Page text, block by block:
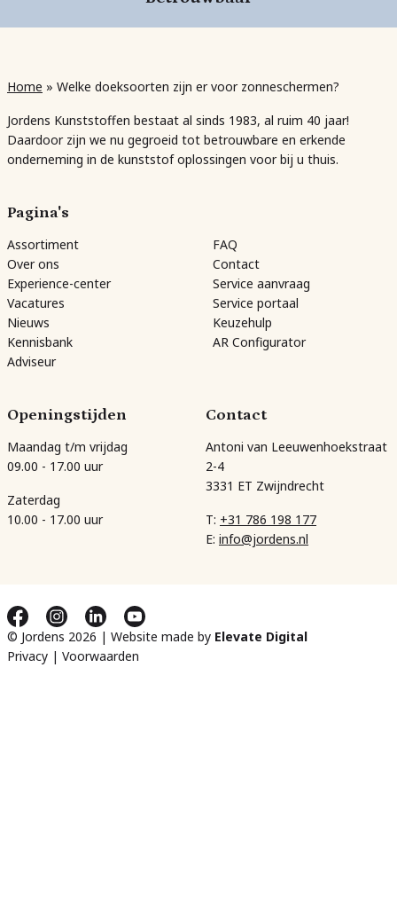
Home » Welke doeksoorten zijn er voor zonneschermen?
Jordens Kunststoffen bestaat al sinds 1983, al ruim 40 jaar!
Daardoor zijn we nu gegroeid tot betrouwbare en erkende
onderneming in de kunststof oplossingen voor bij u thuis.
Pagina's
Assortiment
Over ons
Experience-center
Vacatures
Nieuws
Kennisbank
Adviseur
FAQ
Contact
Service aanvraag
Service portaal
Keuzehulp
AR Configurator
Openingstijden
Maandag t/m vrijdag
09.00 - 17.00 uur
Zaterdag
10.00 - 17.00 uur
Contact
Antoni van Leeuwenhoekstraat
2-4
3331 ET Zwijndrecht
T: +31 786 198 177
E: info@jordens.nl
© Jordens 2026 | Website made by Elevate Digital
Privacy | Voorwaarden